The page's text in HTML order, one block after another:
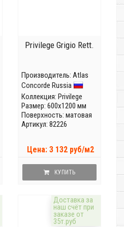
Privilege Grigio Rett.
Производитель: Atlas
Concorde Russia
Коллекция: Privilege
Размер: 600x1200 мм
Поверхность: матовая
Артикул: 82226
Цена: 3 132 руб/м2
КУПИТЬ
Доставка за
наш счёт при
заказе от
35т.руб